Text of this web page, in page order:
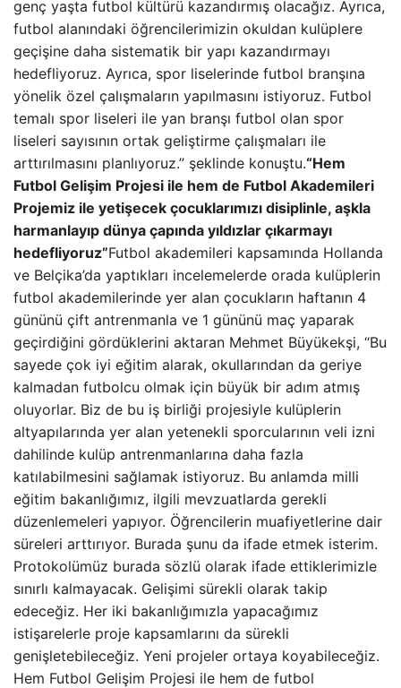
genç yaşta futbol kültürü kazandırmış olacağız. Ayrıca,
futbol alanındaki öğrencilerimizin okuldan kulüplere
geçişine daha sistematik bir yapı kazandırmayı
hedefliyoruz. Ayrıca, spor liselerinde futbol branşına
yönelik özel çalışmaların yapılmasını istiyoruz. Futbol
temalı spor liseleri ile yan branşı futbol olan spor
liseleri sayısının ortak geliştirme çalışmaları ile
arttırılmasını planlıyoruz.” şeklinde konuştu.“Hem
Futbol Gelişim Projesi ile hem de Futbol Akademileri
Projemiz ile yetişecek çocuklarımızı disiplinle, aşkla
harmanlayıp dünya çapında yıldızlar çıkarmayı
hedefliyoruz”Futbol akademileri kapsamında Hollanda
ve Belçika’da yaptıkları incelemelerde orada kulüplerin
futbol akademilerinde yer alan çocukların haftanın 4
gününü çift antrenmanla ve 1 gününü maç yaparak
geçirdiğini gördüklerini aktaran Mehmet Büyükekşi, “Bu
sayede çok iyi eğitim alarak, okullarından da geriye
kalmadan futbolcu olmak için büyük bir adım atmış
oluyorlar. Biz de bu iş birliği projesiyle kulüplerin
altyapılarında yer alan yetenekli sporcularının veli izni
dahilinde kulüp antrenmanlarına daha fazla
katılabilmesini sağlamak istiyoruz. Bu anlamda milli
eğitim bakanlığımız, ilgili mevzuatlarda gerekli
düzenlemeleri yapıyor. Öğrencilerin muafiyetlerine dair
süreleri arttırıyor. Burada şunu da ifade etmek isterim.
Protokolümüz burada sözlü olarak ifade ettiklerimizle
sınırlı kalmayacak. Gelişimi sürekli olarak takip
edeceğiz. Her iki bakanlığımızla yapacağımız
istişarelerle proje kapsamlarını da sürekli
genişletebileceğiz. Yeni projeler ortaya koyabileceğiz.
Hem Futbol Gelişim Projesi ile hem de futbol